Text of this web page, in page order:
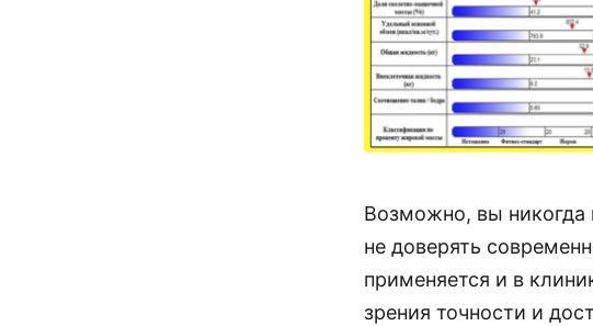
Возможно, вы никогда
не доверять
применяется и в
зрения точности и